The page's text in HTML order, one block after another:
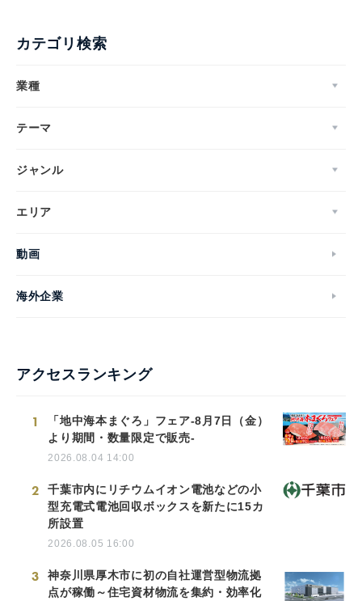
カテゴリ検索
業種
テーマ
ジャンル
エリア
動画
海外企業
アクセスランキング
1
「地中海本まぐろ」フェア-8月7日（金）
より期間・数量限定で販売-
2026.08.04 14:00
2
千葉市内にリチウムイオン電池などの小
型充電式電池回収ボックスを新たに15カ
所設置
2026.08.05 16:00
3
神奈川県厚木市に初の自社運営型物流拠
点が稼働～住宅資材物流を集約・効率化